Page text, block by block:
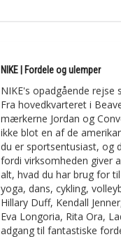
NIKE | Fordele og ulemper
NIKE's opadgående
Fra hovedkvarteret i
mærkerne Jordan og
ikke blot en af de
du er sportsentusiast, og
fordi virksomheden giver
alt, hvad du har brug for
yoga, dans, cykling,
Hillary Duff, Kendall
Eva Longoria, Rita Ora,
adgang til fantastiske